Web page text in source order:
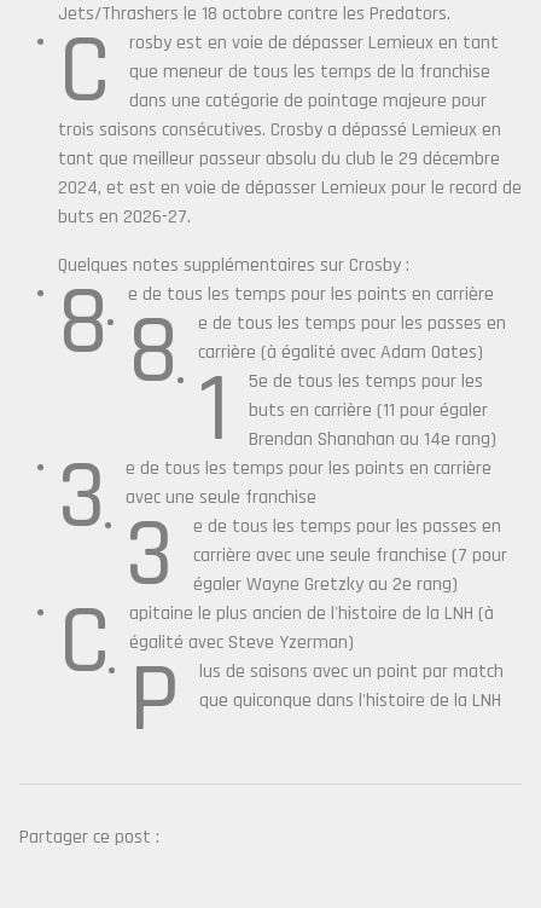
Jets/Thrashers le 18 octobre contre les Predators.
C
rosby est en voie de dépasser Lemieux en tant
que meneur de tous les temps de la franchise
dans une catégorie de pointage majeure pour
trois saisons consécutives. Crosby a dépassé Lemieux en
tant que meilleur passeur absolu du club le 29 décembre
2024, et est en voie de dépasser Lemieux pour le record de
buts en 2026-27.
Quelques notes supplémentaires sur Crosby :
8 e de tous les temps pour les points en carrière
8
e de tous les temps pour les passes en
carrière (à égalité avec Adam Oates)
1
5e de tous les temps pour les
buts en carrière (11 pour égaler
Brendan Shanahan au 14e rang)
3
e de tous les temps pour les points en carrière
avec une seule franchise
3
e de tous les temps pour les passes en
carrière avec une seule franchise (7 pour
égaler Wayne Gretzky au 2e rang)
C
apitaine le plus ancien de l'histoire de la LNH (à
égalité avec Steve Yzerman)
P
lus de saisons avec un point par match
que quiconque dans l'histoire de la LNH
Partager ce post :